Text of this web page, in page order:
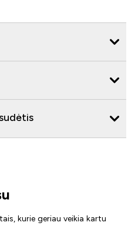
kurie geriau veikia kartu